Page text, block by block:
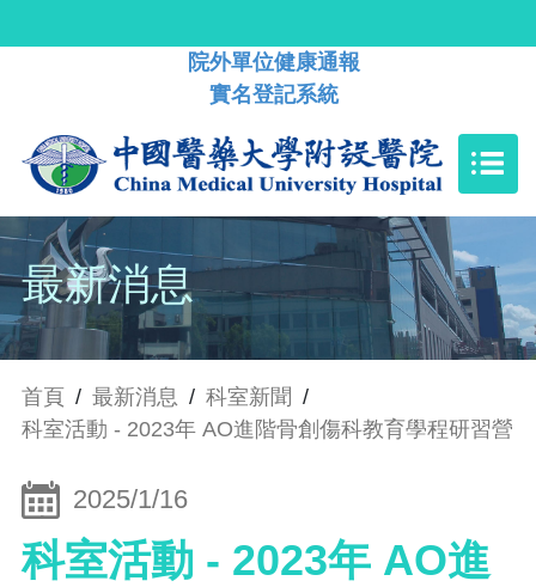
院外單位健康通報
實名登記系統
最新消息
首頁 / 最新消息 / 科室新聞 /
科室活動 - 2023年 AO進階骨創傷科教育學程研習營
2025/1/16
科室活動 - 2023年 AO進